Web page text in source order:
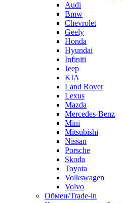
Audi
Bmw
Chevrolet
Geely
Honda
Hyundai
Infiniti
Jeep
KIA
Land Rover
Lexus
Mazda
Mercedes-Benz
Mini
Mitsubishi
Nissan
Porsche
Skoda
Toyota
Volkswagen
Volvo
Обмен/Trade-in